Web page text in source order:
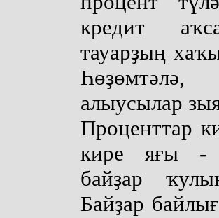
кредит
тауарҙың
алыусылар
Проценттар
кире яғы -
байҙар
Байҙар